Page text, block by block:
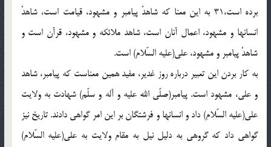
برده است،31 به اين معنا كه شاهدْ پيامبر و مشهود، قيامت است، شاهدْ
انسانها و مشهود، اعمال آنان است، شاهد ملائكه و مشهود، قرآن است و
شاهدْ پيامبر و مشهود، على(علیه السّلام) است.
به كار بردن اين تعبير درباره روز غدير، مفيد همين معناست كه پيامبر، شاهد
و على، مشهود است. پيامبر(صلّی الله علیه و آله و سلّم) شهادت به ولايت
على(علیه السّلام) داد و انسانها و فرشتگان بر اين امر گواهى دادند. تاريخ نيز
گواهى داد كه گروهى به دليل نيل به مقام ولايت به على(علیه السّلام)